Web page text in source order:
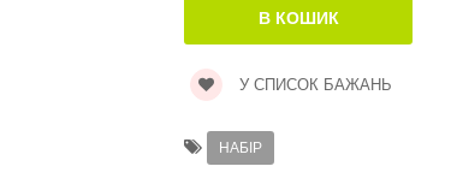
У СПИСОК БАЖАНЬ
НАБІР